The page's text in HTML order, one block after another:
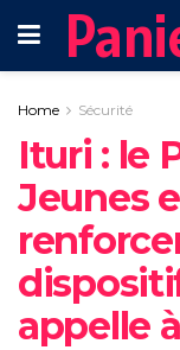
Home Sécurité
Ituri : le
Jeunes
appelle